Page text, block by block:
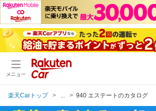
メニュー
楽天Carトップ 940 エステートのカタログ